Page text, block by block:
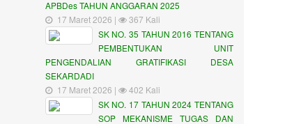
APBDes TAHUN ANGGARAN 2025
17 Maret 2026 |
367 Kali
SK NO. 35 TAHUN 2016 TENTANG
PEMBENTUKAN UNIT
PENGENDALIAN GRATIFIKASI DESA
SEKARDADI
17 Maret 2026 |
402 Kali
SK NO. 17 TAHUN 2024 TENTANG
SOP MEKANISME TUGAS DAN